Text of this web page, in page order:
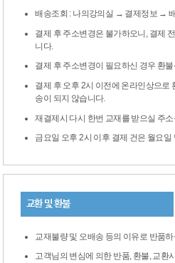
배송조회 : 나의강의실 → 결제정보 →
결제 후 주소변경은 불가하오니, 결제
니다.
결제 후 주소변경이 필요하신 경우 환
결제 후 오후 2시 이전에 온라인상으로
송이 되지 않습니다.
재결제시 다시 한번 교재를 받으실 주
금요일 오후 2시 이후 결제 건은 월요일
교환 및 환불
교재불량 및 오배송 등의 이유로 반품
고객님의 변심에 의한 반품, 환불, 교환